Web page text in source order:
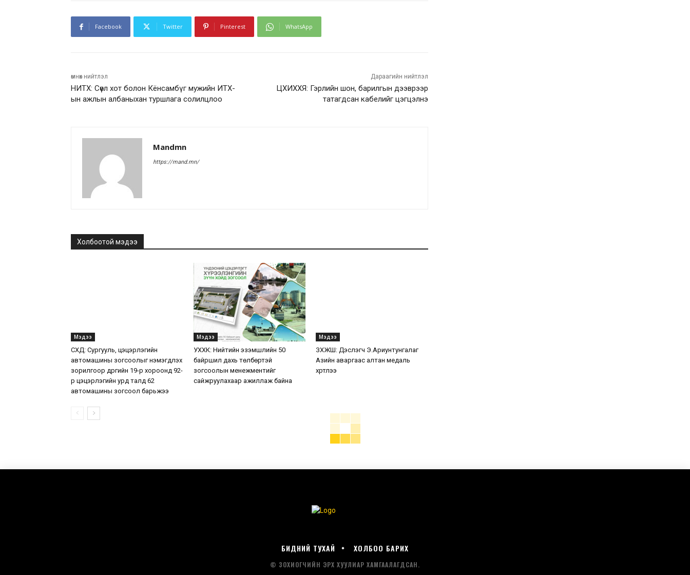
Facebook Twitter Pinterest WhatsApp
өмнөх нийтлэл
НИТХ: Сөүл хот болон Кёнсамбүг мужийн ИТХ-
ын ажлын албаныхан туршлага солилцлоо
Дараагийн нийтлэл
ЦХИХХЯ: Гэрлийн шон, барилгын дээврээр
татагдсан кабелийг цэгцэлнэ
Mandmn
https://mand.mn/
Холбоотой мэдээ
Мэдээ
СХД: Сургууль, цэцэрлэгийн
автомашины зогсоолыг нэмэгдүүлэх
зорилгоор дүүргийн 19-р хороонд 92-
р цэцэрлэгийн урд талд 62
автомашины зогсоол барьжээ
Мэдээ
УХХК: Нийтийн эзэмшлийн 50
байршил дахь төлбөртэй
зогсоолын менежментийг
сайжруулахаар ажиллаж байна
Мэдээ
ЗХЖШ: Дэслэгч Э.Ариунтунгалаг
Азийн аваргаас алтан медаль
хүртлээ
БИДНИЙ ТУХАЙ ХОЛБОО БАРИХ
© ЗОХИОГЧИЙН ЭРХ ХУУЛИАР ХАМГААЛАГДСАН.